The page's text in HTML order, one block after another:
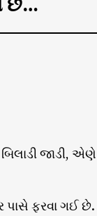
જાડી, એણે
પાસે ફરવા ગઈ